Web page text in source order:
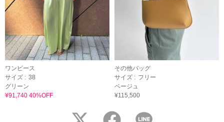
ワンピース
サイズ : 38
グリーン
¥91,740 40%OFF
その他バッグ
サイズ : フリー
ベージュ
¥115,500
twitter facebook